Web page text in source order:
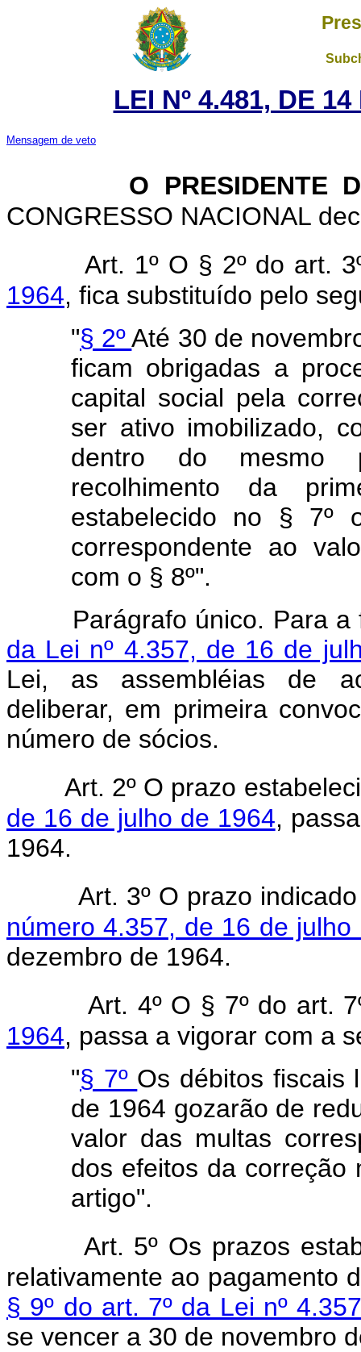
LEI Nº 4.481, DE
Mensagem de veto
O PRESIDENTE
CONGRESSO NACIONAL
Art. 1º O § 2º do art.
1964, fica substituído pelo
"§ 2ºAté 30 de
ficam obrigadas a
capital social pela
ser ativo imobilizado,
dentro do mesmo
recolhimento da
estabelecido no § 7º
correspondente ao
com o § 8º".
Parágrafo único. Para a
da Lei nº 4.357, de 16 de
Lei, as assembléias de
deliberar, em primeira
número de sócios.
Art. 2º O prazo
de 16 de julho de 1964,
1964.
Art. 3º O prazo
número 4.357, de 16 de julho
dezembro de 1964.
Art. 4º O § 7º do art.
1964, passa a vigorar com a
"§ 7º Os débitos fiscais
de 1964 gozarão de
valor das multas
dos efeitos da correção
artigo".
Art. 5º Os prazos
relativamente ao pagamento
§ 9º do art. 7º da Lei nº
se vencer a 30 de novembro